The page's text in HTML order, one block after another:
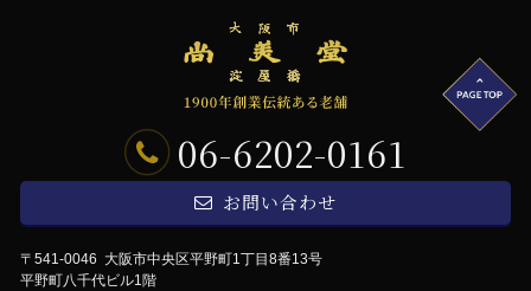
06-6202-0161
お問い合わせ
〒541-0046 大阪市中央区平野町1丁目8番13号
平野町八千代ビル1階